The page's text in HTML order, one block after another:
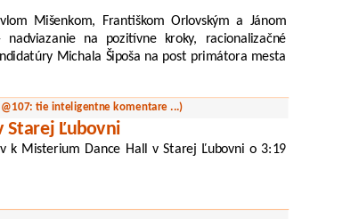
Mišenkom, Františkom Orlovským a Jánom
na pozitívne kroky, racionalizačné
Michala Šipoša na post primátora mesta
tie inteligentne komentare...)
Starej Ľubovni
k Misterium Dance Hall v Starej Ľubovni o 3:19